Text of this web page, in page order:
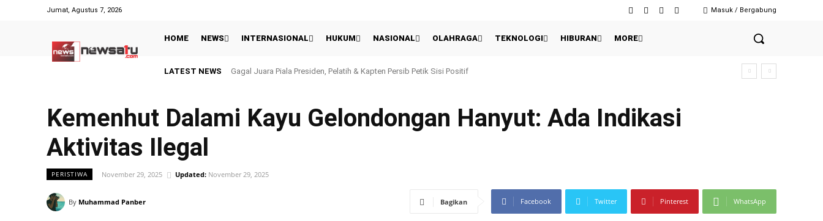
Jumat, Agustus 7, 2026 Masuk / Bergabung
HOME NEWS INTERNASIONAL HUKUM NASIONAL OLAHRAGA TEKNOLOGI HIBURAN MORE
LATEST NEWS Gagal Juara Piala Presiden, Pelatih & Kapten Persib Petik Sisi Positif
Kemenhut Dalami Kayu Gelondongan Hanyut: Ada Indikasi
Aktivitas Ilegal
PERISTIWA November 29, 2025 Updated: November 29, 2025
By Muhammad Panber Bagikan Facebook Twitter Pinterest WhatsApp